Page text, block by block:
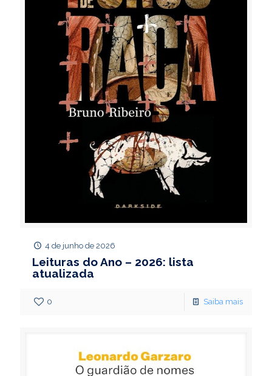
4 de junho de 2026
Leituras do Ano – 2026: lista
atualizada
0 Saiba mais